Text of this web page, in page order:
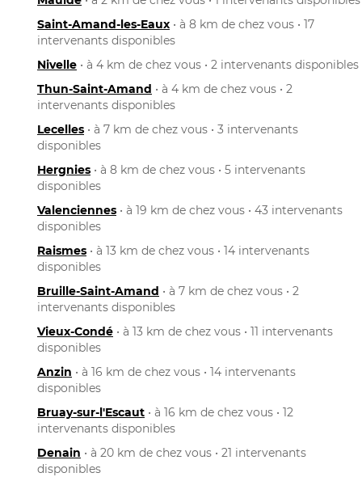
Saint-Amand-les-Eaux • à 8 km de chez vous • 17
intervenants disponibles
Nivelle • à 4 km de chez vous • 2 intervenants disponibles
Thun-Saint-Amand • à 4 km de chez vous • 2
intervenants disponibles
Lecelles • à 7 km de chez vous • 3 intervenants
disponibles
Hergnies • à 8 km de chez vous • 5 intervenants
disponibles
Valenciennes • à 19 km de chez vous • 43 intervenants
disponibles
Raismes • à 13 km de chez vous • 14 intervenants
disponibles
Bruille-Saint-Amand • à 7 km de chez vous • 2
intervenants disponibles
Vieux-Condé • à 13 km de chez vous • 11 intervenants
disponibles
Anzin • à 16 km de chez vous • 14 intervenants
disponibles
Bruay-sur-l'Escaut • à 16 km de chez vous • 12
intervenants disponibles
Denain • à 20 km de chez vous • 21 intervenants
disponibles